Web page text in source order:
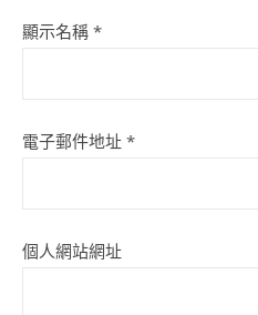
顯示名稱 *
電子郵件地址 *
個人網站網址